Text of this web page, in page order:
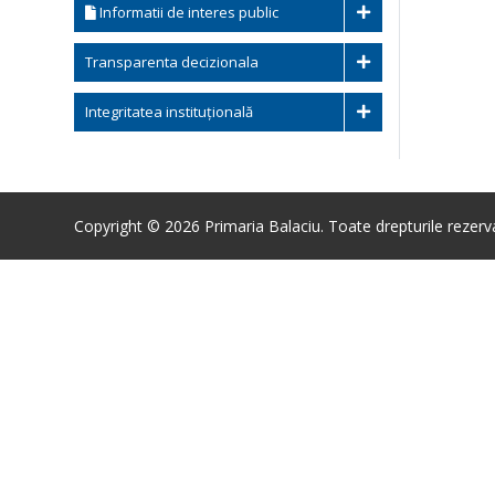
Informatii de interes public
Transparenta decizionala
Integritatea instituțională
Copyright © 2026 Primaria Balaciu. Toate drepturile